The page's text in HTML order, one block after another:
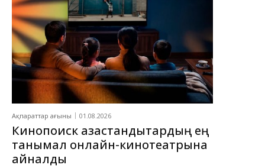
Ақпараттар ағыны 01.08.2026
Кинопоиск қазақстандықтардың ең
танымал онлайн-кинотеатрына
айналды